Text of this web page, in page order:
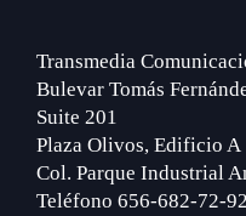
Transmedia
Bulevar Tomás
Suite 201
Plaza Olivos, Edificio A
Col. Parque Industrial
Teléfono 656-682-72-92